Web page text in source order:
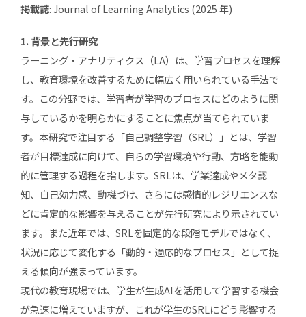
掲載誌: Journal of Learning Analytics (2025 年)
1. 背景と先行研究
ラーニング・アナリティクス（LA）は、学習プロセスを理解
し、教育環境を改善するために幅広く用いられている手法で
す。この分野では、学習者が学習のプロセスにどのように関
与しているかを明らかにすることに焦点が当てられていま
す。本研究で注目する「自己調整学習（SRL）」とは、学習
者が目標達成に向けて、自らの学習環境や行動、方略を能動
的に管理する過程を指します。SRLは、学業達成やメタ認
知、自己効力感、動機づけ、さらには感情的レジリエンスな
どに肯定的な影響を与えることが先行研究により示されてい
ます。また近年では、SRLを固定的な段階モデルではなく、
状況に応じて変化する「動的・適応的なプロセス」として捉
える傾向が強まっています。
現代の教育現場では、学生が生成AIを活用して学習する機会
が急速に増えていますが、これが学生のSRLにどう影響する